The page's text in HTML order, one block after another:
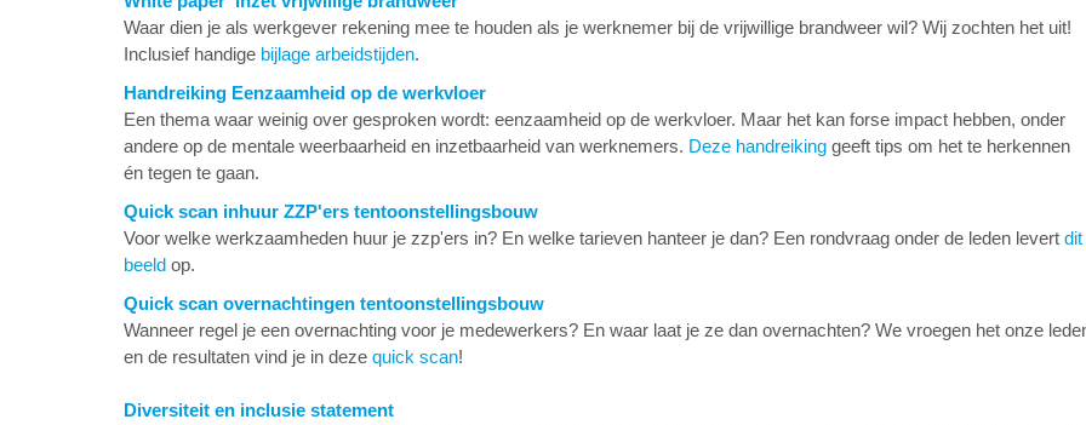
Waar dien je als werkgever rekening mee te houden als je werknemer bij de vrijwillige brandweer wil? Wij zochten het uit!
Inclusief handige bijlage arbeidstijden.
Handreiking Eenzaamheid op de werkvloer
Een thema waar weinig over gesproken wordt: eenzaamheid op de werkvloer. Maar het kan forse impact hebben, onder
andere op de mentale weerbaarheid en inzetbaarheid van werknemers. Deze handreiking geeft tips om het te herkennen
én tegen te gaan.
Quick scan inhuur ZZP'ers tentoonstellingsbouw
Voor welke werkzaamheden huur je zzp'ers in? En welke tarieven hanteer je dan? Een rondvraag onder de leden levert dit
beeld op.
​Quick scan overnachtingen tentoonstellingsbouw
Wanneer regel je een overnachting voor je medewerkers? En waar laat je ze dan overnachten? We vroegen het onze
en de resultaten vind je in deze quick scan!
Diversiteit en inclusie statement